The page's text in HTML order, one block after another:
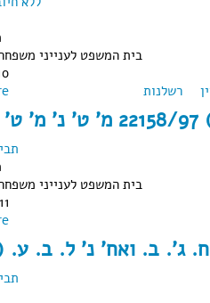
בית המשפט לענייני
רשלנות
בית המשפט לענייני